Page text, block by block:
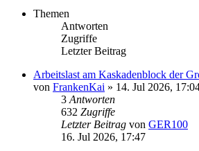
Themen
Antworten
Zugriffe
Letzter Beitrag
Arbeitslast am Kaskadenblock der
von FrankenKai » 14. Jul 2026,
3 Antworten
632 Zugriffe
Letzter Beitrag von GER100
16. Jul 2026, 17:47